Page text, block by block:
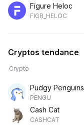
Figure Heloc
FIGR_HELOC
Cryptos tendance
Crypto
Pudgy Penguins
PENGU
Cash Cat
CASHCAT